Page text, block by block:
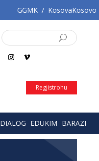
GGMK / KosovaKosovo
Regjistrohu
DIALOG EDUKIM BARAZI